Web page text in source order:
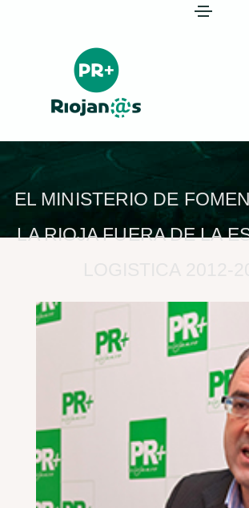
EL MINISTERIO DE
LA RIOJA FUERA DE LA